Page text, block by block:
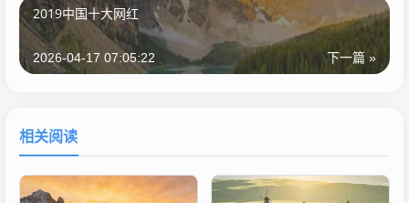
2019中国十大网红
下一篇 »
2026-04-17 07:05:22
相关阅读